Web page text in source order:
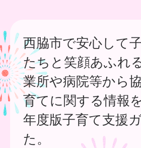
西脇市で安心して
たちと笑顔あふれ
業所や病院等から
育てに関する情報
年度版子育て支援
た。